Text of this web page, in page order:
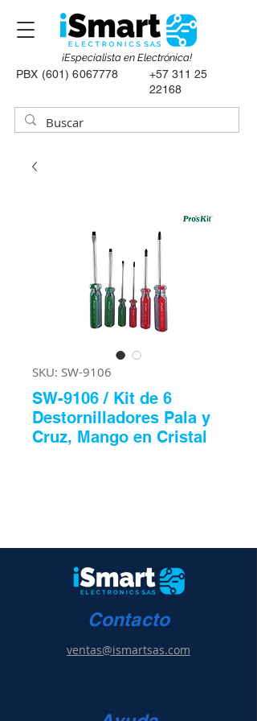
PBX (601) 6067778
+57 311 25
22168
¡Especialista en Electrónica!
SKU: SW-9106
SW-9106 / Kit de 6
Destornilladores Pala y
Cruz, Mango en Cristal
Contacto
ventas@ismartsas.com